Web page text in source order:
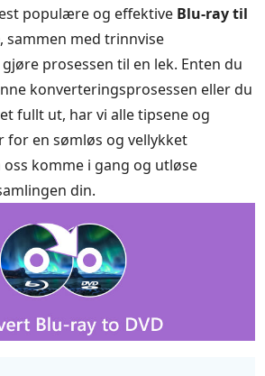
populære og effektive Blu-ray til
, sammen med trinnvise
prosessen til en lek. Enten du
konverteringsprosessen eller du
fullt ut, har vi alle tipsene og
for en sømløs og vellykket
komme i gang og utløse
din.